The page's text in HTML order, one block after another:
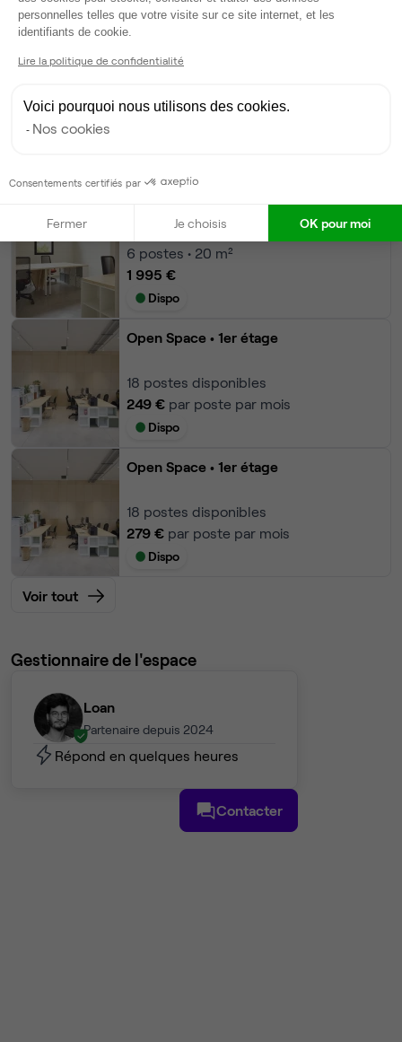
Modifier
• 1er étage
6 postes • 20 m²
1 995 €
Dispo
Open Space • 1er étage
18 postes disponibles
249 € par poste par mois
Dispo
Open Space • 1er étage
18 postes disponibles
279 € par poste par mois
Dispo
Voir tout
Gestionnaire de l'espace
Loan
Partenaire depuis 2024
Répond en quelques heures
Contacter
personnelles telles que votre visite sur ce site internet, et les
identifiants de cookie.
Lire la politique de confidentialité
Voici pourquoi nous utilisons des cookies.
Nos cookies
Consentements certifiés par
Fermer Je choisis OK pour moi